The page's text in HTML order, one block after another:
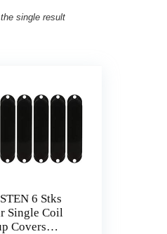
single result
6 Stks
Single Coil
Covers